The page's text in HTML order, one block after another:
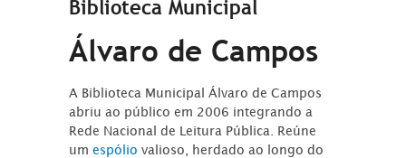
Biblioteca Municipal
Álvaro de Campos
A Biblioteca Municipal Álvaro de Campos
abriu ao público em 2006 integrando a
Rede Nacional de Leitura Pública. Reúne
umespóliovalioso, herdado ao longo do